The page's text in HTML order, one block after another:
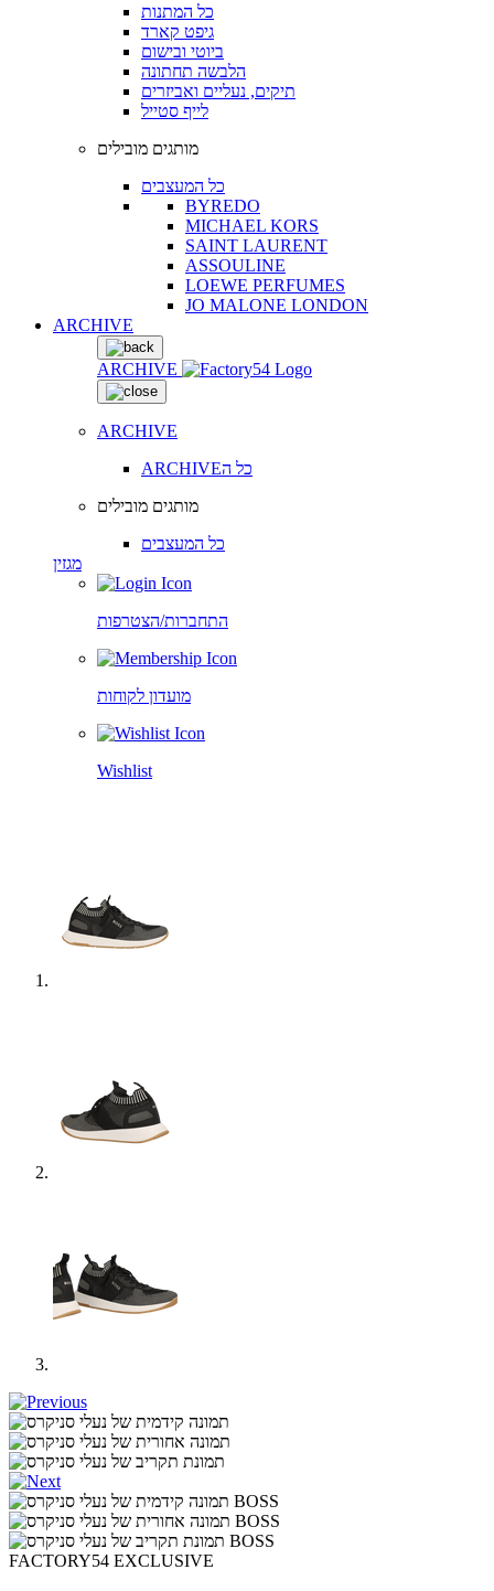
כל המתנות
גיפט קארד
ביוטי ובישום
הלבשה תחתונה
תיקים, נעליים ואביזרים
לייף סטייל
מותגים מובילים
כל המעצבים
BYREDO
MICHAEL KORS
SAINT LAURENT
ASSOULINE
LOEWE PERFUMES
JO MALONE LONDON
ARCHIVE
ARCHIVE
ARCHIVE
ARCHIVEכל ה
מותגים מובילים
כל המעצבים
מגזין
התחברות/הצטרפות
מועדון לקוחות
Wishlist
FACTORY54 EXCLUSIVE